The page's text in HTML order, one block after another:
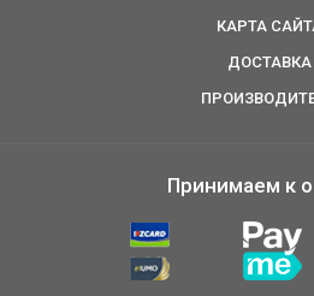
КАРТА
ДОСТАВКА
Принимаем к